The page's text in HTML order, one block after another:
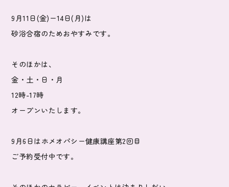
9月11日(金)ー14日(月)は
砂浴合宿のためおやすみです。
そのほかは、
金・土・日・月
12時-17時
オープンいたします。
9月6日はホメオパシー健康講座第2回目
ご予約受付中です。